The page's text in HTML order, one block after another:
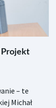
Projekt
– te
Michał